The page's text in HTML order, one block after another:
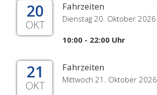
20
OKT
Fahrzeiten
Dienstag 20. Oktober 2026
10:00 - 22:00 Uhr
21
OKT
Fahrzeiten
Mittwoch 21. Oktober 2026